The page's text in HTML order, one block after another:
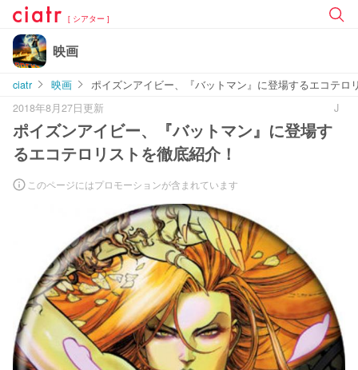
[ シアター ]
映画
ciatr 映画
ポイズンアイビー、『バットマン』に登場するエコテロ
2018年8月27日更新
J
ポイズンアイビー、『バットマン』に登場す
るエコテロリストを徹底紹介！
このページにはプロモーションが含まれています